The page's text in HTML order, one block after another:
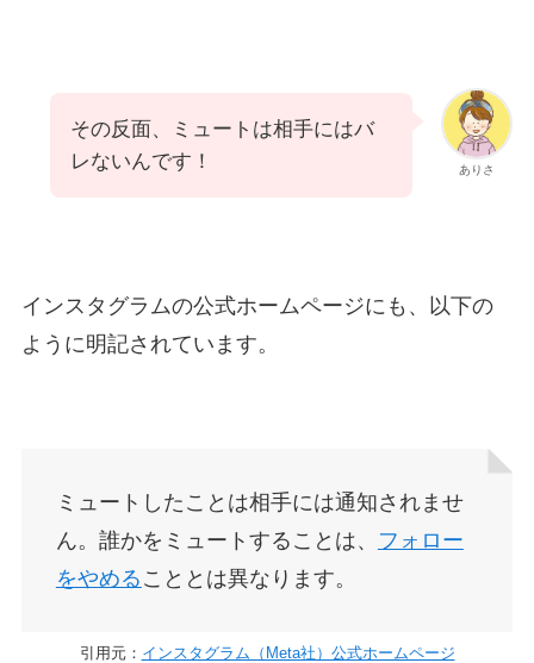
ありさ
その反面、ミュートは相手にはバ
レないんです！
インスタグラムの公式ホームページにも、以下の
ように明記されています。
ミュートしたことは相手には通知されませ
ん。誰かをミュートすることは、
フォロー
をやめる こととは異なります。
引用元： インスタグラム（Meta社）公式ホームページ